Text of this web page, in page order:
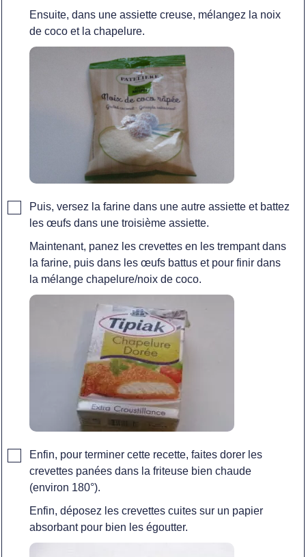
Ensuite, dans une assiette creuse, mélangez la noix
de coco et la chapelure.
▢
Puis, versez la farine dans une autre assiette et battez
les œufs dans une troisième assiette.
Maintenant, panez les crevettes en les trempant dans
la farine, puis dans les œufs battus et pour finir dans
la mélange chapelure/noix de coco.
▢
Enfin, pour terminer cette recette, faites dorer les
crevettes panées dans la friteuse bien chaude
(environ 180°).
Enfin, déposez les crevettes cuites sur un papier
absorbant pour bien les égoutter.